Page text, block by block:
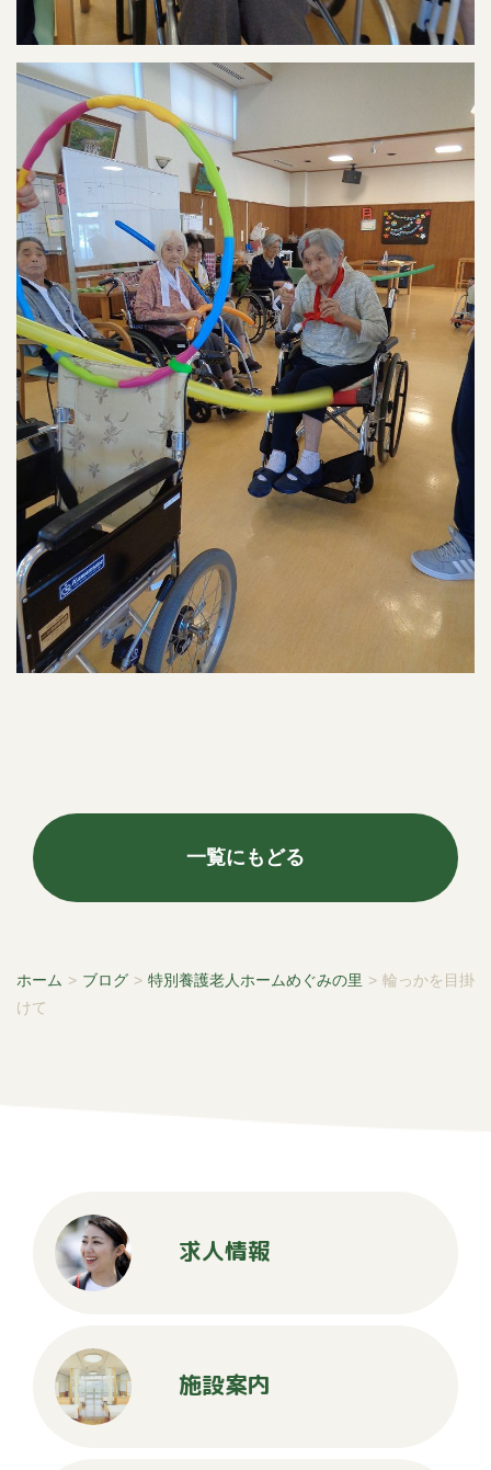
一覧にもどる
ホーム > ブログ > 特別養護老人ホームめぐみの里 > 輪っかを目掛
けて
求人情報
施設案内